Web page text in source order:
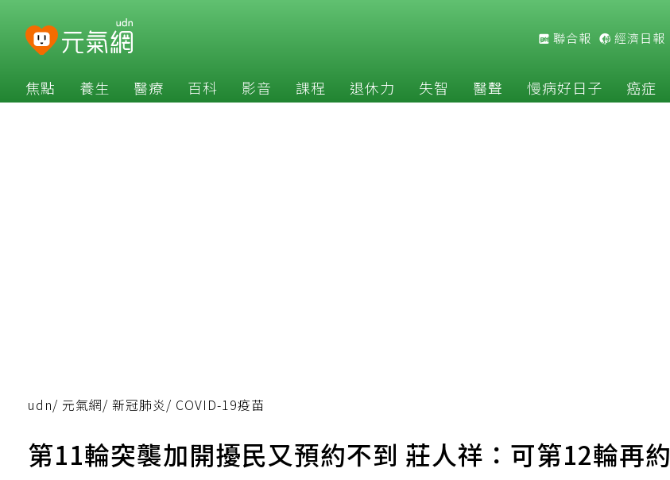
聯合報 經濟日報
焦點 養生 醫療 百科 影音 課程 退休力 失智 醫聲 慢病好日子 癌症
udn/ 元氣網/ 新冠肺炎/ COVID-19疫苗
第11輪突襲加開擾民又預約不到 莊人祥：可第12輪再約